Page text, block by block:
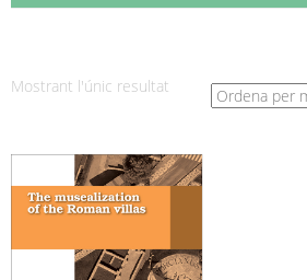
Mostrant l'únic resultat